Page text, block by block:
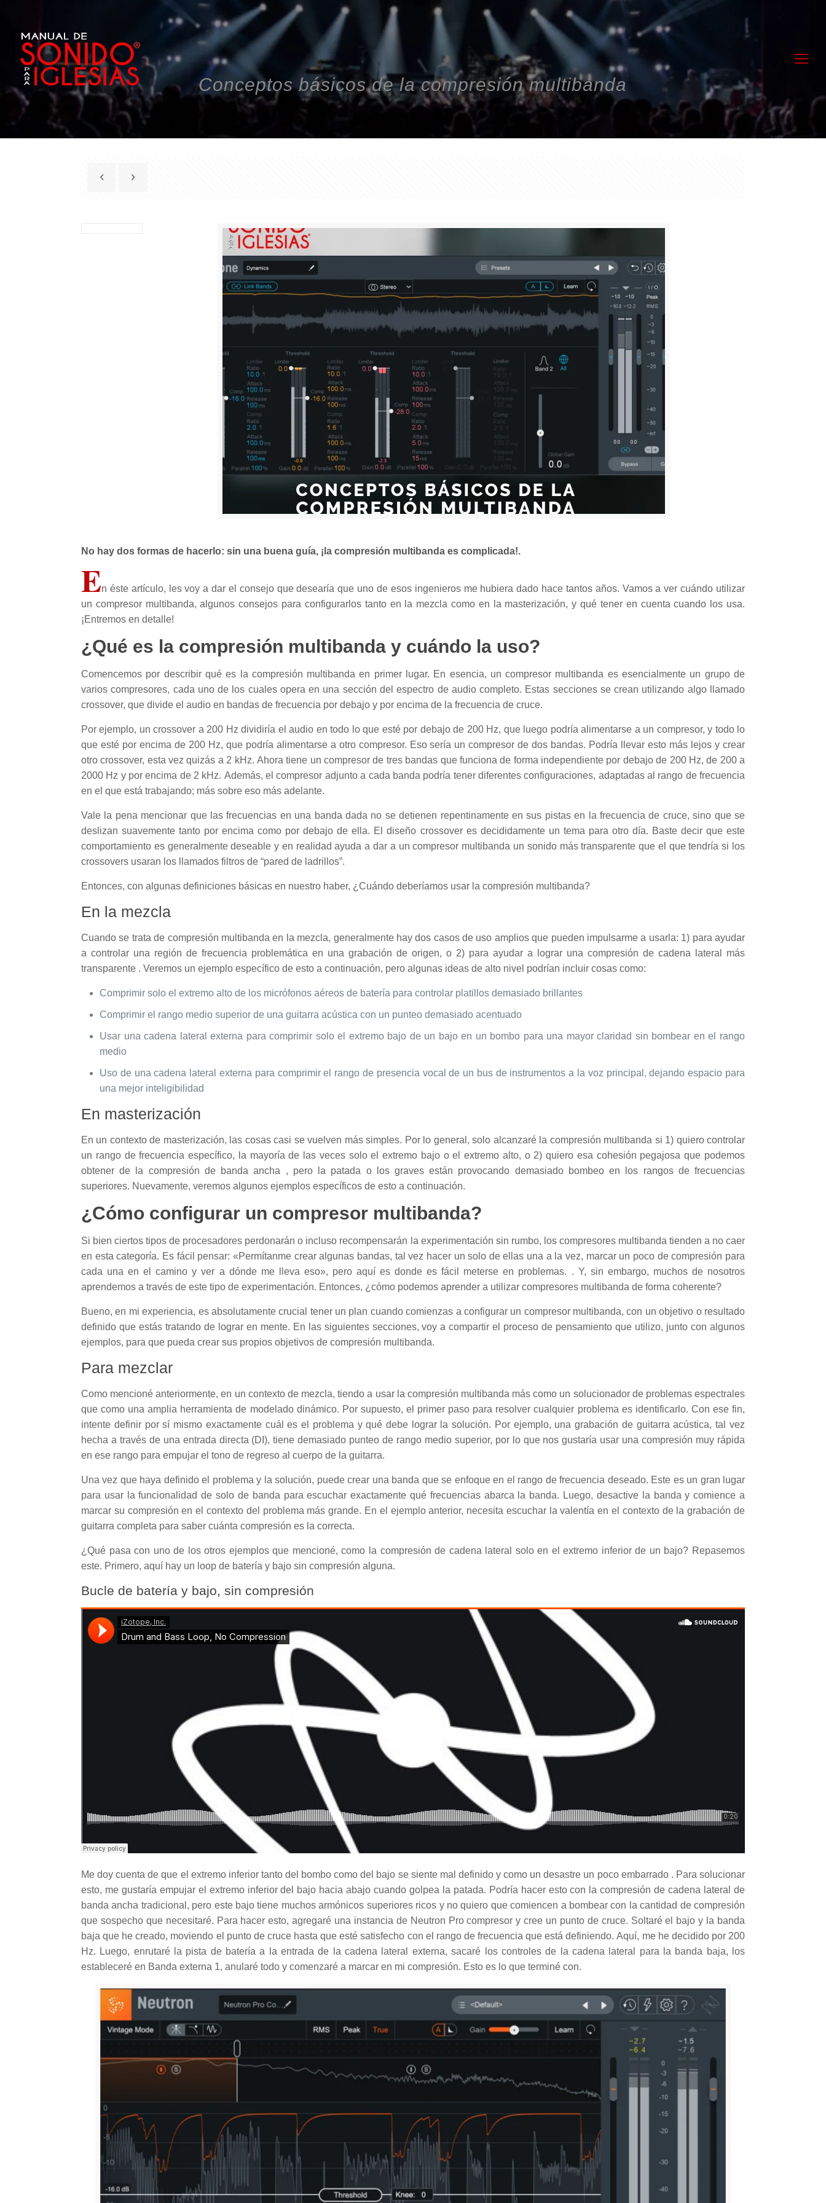
Conceptos básicos de la compresión multibanda
No hay dos formas de hacerlo: sin una buena guía, ¡la compresión multibanda es complicada!.
En éste artículo, les voy a dar el consejo que desearía que uno de esos ingenieros me hubiera dado hace tantos años. Vamos a ver cuándo utilizar
un compresor multibanda, algunos consejos para configurarlos tanto en la mezcla como en la masterización, y qué tener en cuenta cuando los usa.
¡Entremos en detalle!
¿Qué es la compresión multibanda y cuándo la uso?
Comencemos por describir qué es la compresión multibanda en primer lugar. En esencia, un compresor multibanda es esencialmente un grupo de
varios compresores, cada uno de los cuales opera en una sección del espectro de audio completo. Estas secciones se crean utilizando algo llamado
crossover, que divide el audio en bandas de frecuencia por debajo y por encima de la frecuencia de cruce.
Por ejemplo, un crossover a 200 Hz dividiría el audio en todo lo que esté por debajo de 200 Hz, que luego podría alimentarse a un compresor, y todo lo
que esté por encima de 200 Hz, que podría alimentarse a otro compresor. Eso sería un compresor de dos bandas. Podría llevar esto más lejos y crear
otro crossover, esta vez quizás a 2 kHz. Ahora tiene un compresor de tres bandas que funciona de forma independiente por debajo de 200 Hz, de 200 a
2000 Hz y por encima de 2 kHz. Además, el compresor adjunto a cada banda podría tener diferentes configuraciones, adaptadas al rango de frecuencia
en el que está trabajando; más sobre eso más adelante.
Vale la pena mencionar que las frecuencias en una banda dada no se detienen repentinamente en sus pistas en la frecuencia de cruce, sino que se
deslizan suavemente tanto por encima como por debajo de ella. El diseño crossover es decididamente un tema para otro día. Baste decir que este
comportamiento es generalmente deseable y en realidad ayuda a dar a un compresor multibanda un sonido más transparente que el que tendría si los
crossovers usaran los llamados filtros de “pared de ladrillos”.
Entonces, con algunas definiciones básicas en nuestro haber, ¿Cuándo deberíamos usar la compresión multibanda?
En la mezcla
Cuando se trata de compresión multibanda en la mezcla, generalmente hay dos casos de uso amplios que pueden impulsarme a usarla: 1) para ayudar
a controlar una región de frecuencia problemática en una grabación de origen, o 2) para ayudar a lograr una compresión de cadena lateral más
transparente . Veremos un ejemplo específico de esto a continuación, pero algunas ideas de alto nivel podrían incluir cosas como:
Comprimir solo el extremo alto de los micrófonos aéreos de batería para controlar platillos demasiado brillantes
Comprimir el rango medio superior de una guitarra acústica con un punteo demasiado acentuado
Usar una cadena lateral externa para comprimir solo el extremo bajo de un bajo en un bombo para una mayor claridad sin bombear en el rango
medio
Uso de una cadena lateral externa para comprimir el rango de presencia vocal de un bus de instrumentos a la voz principal, dejando espacio para
una mejor inteligibilidad
En masterización
En un contexto de masterización, las cosas casi se vuelven más simples. Por lo general, solo alcanzaré la compresión multibanda si 1) quiero controlar
un rango de frecuencia específico, la mayoría de las veces solo el extremo bajo o el extremo alto, o 2) quiero esa cohesión pegajosa que podemos
obtener de la compresión de banda ancha , pero la patada o los graves están provocando demasiado bombeo en los rangos de frecuencias
superiores. Nuevamente, veremos algunos ejemplos específicos de esto a continuación.
¿Cómo configurar un compresor multibanda?
Si bien ciertos tipos de procesadores perdonarán o incluso recompensarán la experimentación sin rumbo, los compresores multibanda tienden a no caer
en esta categoría. Es fácil pensar: «Permítanme crear algunas bandas, tal vez hacer un solo de ellas una a la vez, marcar un poco de compresión para
cada una en el camino y ver a dónde me lleva eso», pero aquí es donde es fácil meterse en problemas. . Y, sin embargo, muchos de nosotros
aprendemos a través de este tipo de experimentación. Entonces, ¿cómo podemos aprender a utilizar compresores multibanda de forma coherente?
Bueno, en mi experiencia, es absolutamente crucial tener un plan cuando comienzas a configurar un compresor multibanda, con un objetivo o resultado
definido que estás tratando de lograr en mente. En las siguientes secciones, voy a compartir el proceso de pensamiento que utilizo, junto con algunos
ejemplos, para que pueda crear sus propios objetivos de compresión multibanda.
Para mezclar
Como mencioné anteriormente, en un contexto de mezcla, tiendo a usar la compresión multibanda más como un solucionador de problemas espectrales
que como una amplia herramienta de modelado dinámico. Por supuesto, el primer paso para resolver cualquier problema es identificarlo. Con ese fin,
intente definir por sí mismo exactamente cuál es el problema y qué debe lograr la solución. Por ejemplo, una grabación de guitarra acústica, tal vez
hecha a través de una entrada directa (DI), tiene demasiado punteo de rango medio superior, por lo que nos gustaría usar una compresión muy rápida
en ese rango para empujar el tono de regreso al cuerpo de la guitarra.
Una vez que haya definido el problema y la solución, puede crear una banda que se enfoque en el rango de frecuencia deseado. Este es un gran lugar
para usar la funcionalidad de solo de banda para escuchar exactamente qué frecuencias abarca la banda. Luego, desactive la banda y comience a
marcar su compresión en el contexto del problema más grande. En el ejemplo anterior, necesita escuchar la valentía en el contexto de la grabación de
guitarra completa para saber cuánta compresión es la correcta.
¿Qué pasa con uno de los otros ejemplos que mencioné, como la compresión de cadena lateral solo en el extremo inferior de un bajo? Repasemos
este. Primero, aquí hay un loop de batería y bajo sin compresión alguna.
Bucle de batería y bajo, sin compresión
Me doy cuenta de que el extremo inferior tanto del bombo como del bajo se siente mal definido y como un desastre un poco embarrado . Para solucionar
esto, me gustaría empujar el extremo inferior del bajo hacia abajo cuando golpea la patada. Podría hacer esto con la compresión de cadena lateral de
banda ancha tradicional, pero este bajo tiene muchos armónicos superiores ricos y no quiero que comiencen a bombear con la cantidad de compresión
que sospecho que necesitaré. Para hacer esto, agregaré una instancia de Neutron Procompresor y cree un punto de cruce. Soltaré el bajo y la banda
baja que he creado, moviendo el punto de cruce hasta que esté satisfecho con el rango de frecuencia que está definiendo. Aquí, me he decidido por 200
Hz. Luego, enrutaré la pista de batería a la entrada de la cadena lateral externa, sacaré los controles de la cadena lateral para la banda baja, los
estableceré en Banda externa 1, anularé todo y comenzaré a marcar en mi compresión. Esto es lo que terminé con.